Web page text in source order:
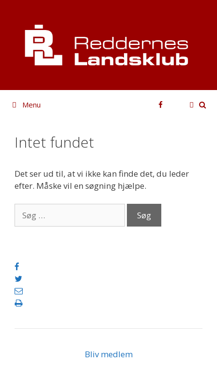
indhold
Facebook
Menu
Intet fundet
Det ser ud til, at vi ikke kan finde det, du leder
efter. Måske vil en søgning hjælpe.
efter:
Bliv medlem